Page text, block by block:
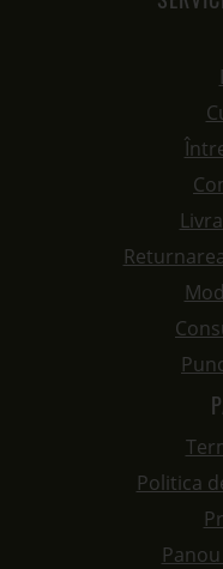
Politica